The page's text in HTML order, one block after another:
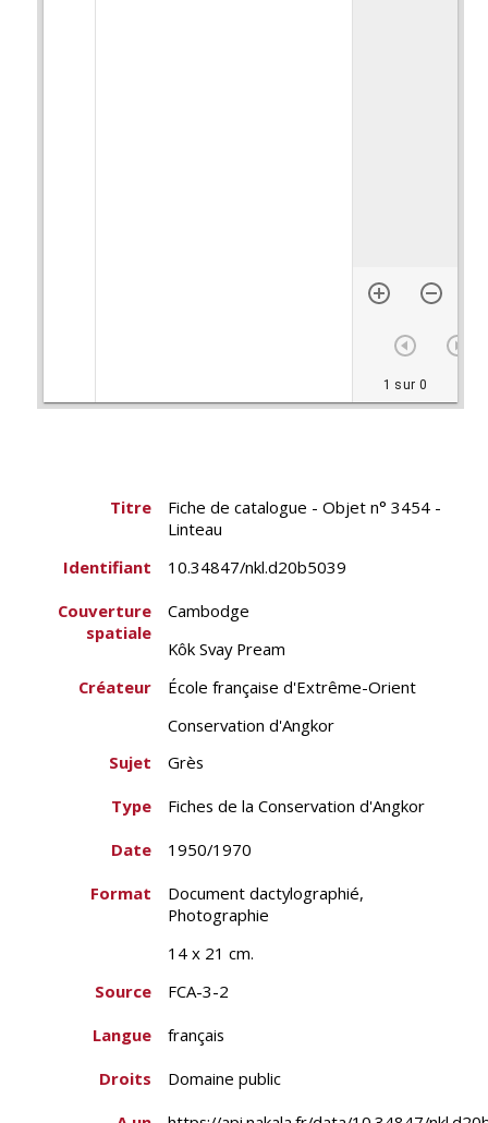
1 sur 0
Titre
Fiche de catalogue - Objet n° 3454 -
Linteau
Identifiant
10.34847/nkl.d20b5039
Couverture
spatiale
Cambodge
Kôk Svay Pream
Créateur
École française d'Extrême-Orient
Conservation d'Angkor
Sujet
Grès
Type
Fiches de la Conservation d'Angkor
Date
1950/1970
Format
Document dactylographié,
Photographie
14 x 21 cm.
Source
FCA-3-2
Langue
français
Droits
Domaine public